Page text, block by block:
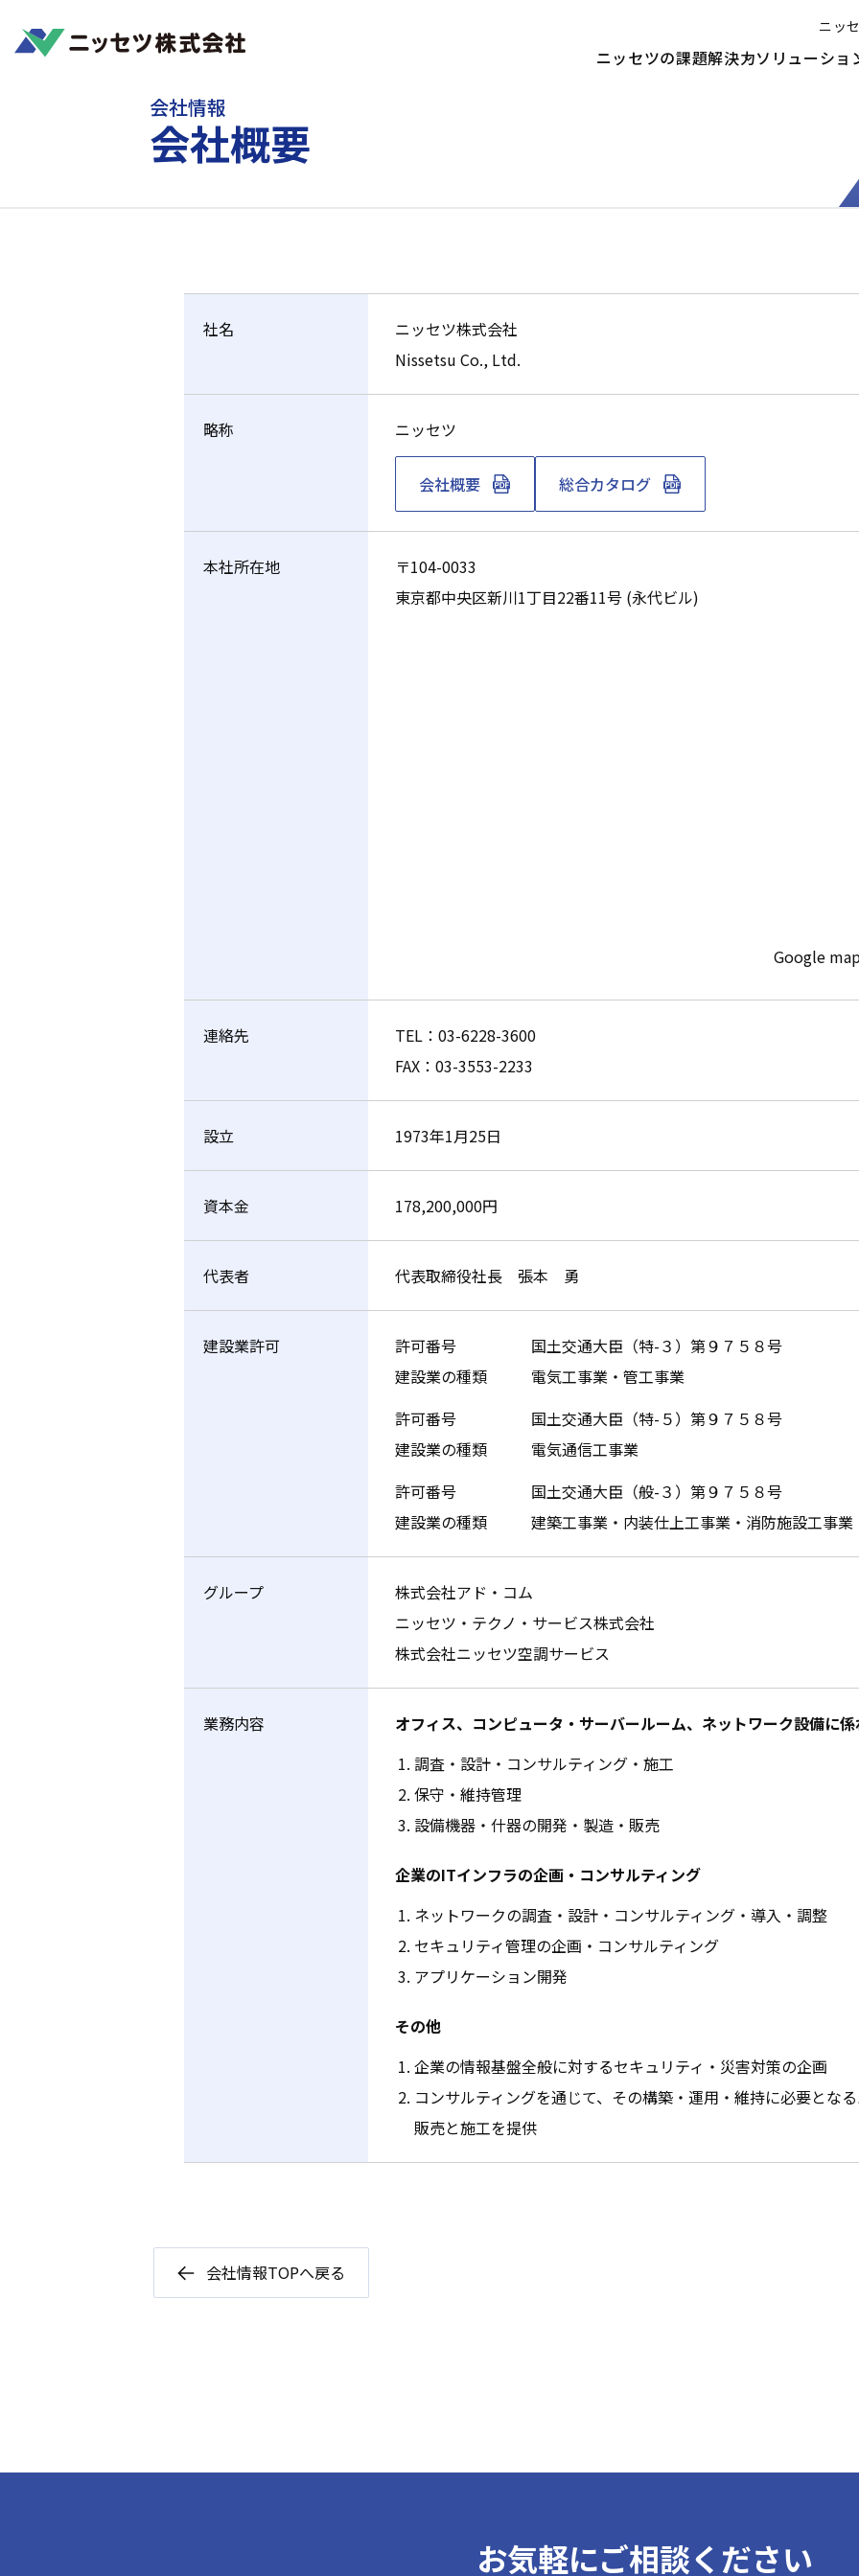
ニッ
ニッセツの課題解決力ソリューショ
会社情報
会社概要
社名
ニッセツ株式会社
Nissetsu Co., Ltd.
略称 ニッセツ
会社概要 総合カタログ
本社所在地
〒104-0033
東京都中央区新川1丁目22番11号 (永代ビル)
Google
連絡先
TEL：03-6228-3600
FAX：03-3553-2233
設立 1973年1月25日
資本金 178,200,000円
代表者 代表取締役社長 張本 勇
建設業許可 許可番号
国土交通大臣（特-３）第９７５８号
建設業の種類
電気工事業・管工事業
許可番号
国土交通大臣（特-５）第９７５８号
建設業の種類
電気通信工事業
許可番号
国土交通大臣（般-３）第９７５８号
建設業の種類
建築工事業・内装仕上工事業・消防施設工事業
グループ
株式会社アド・コム
ニッセツ・テクノ・サービス株式会社
株式会社ニッセツ空調サービス
業務内容
オフィス、コンピュータ・サーバールーム、ネットワーク設備に
調査・設計・コンサルティング・施工
保守・維持管理
設備機器・什器の開発・製造・販売
企業のITインフラの企画・コンサルティング
ネットワークの調査・設計・コンサルティング・導入・調整
セキュリティ管理の企画・コンサルティング
アプリケーション開発
その他
企業の情報基盤全般に対するセキュリティ・災害対策の企画
コンサルティングを通じて、その構築・運用・維持に必要とな
販売と施工を提供
会社情報TOPへ戻る
お気軽にご相談ください